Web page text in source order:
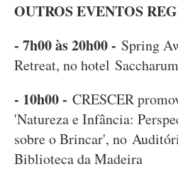
OUTROS EVENTOS
- 7h00 às 20h00 - Spring
Retreat, no hotel Saccharum
- 10h00 - CRESCER
'Natureza e Infância:
sobre o Brincar', no
Biblioteca da Madeira